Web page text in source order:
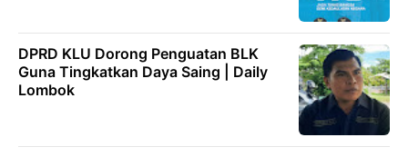
DPRD KLU Dorong Penguatan BLK
Guna Tingkatkan Daya Saing | Daily
Lombok